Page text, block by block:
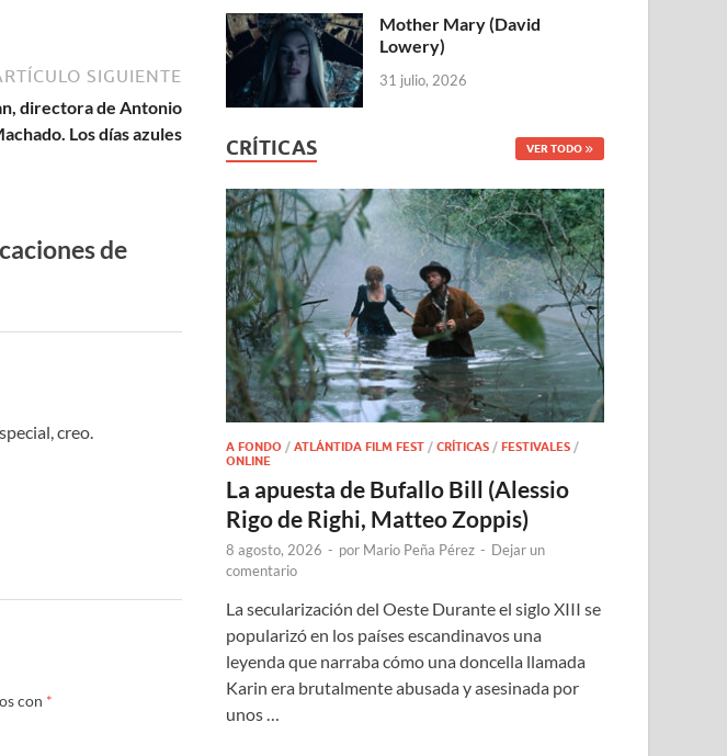
SIGUIENTE
directora de Antonio
Los días azules
de
creo.
con *
Mother Mary (David
Lowery)
31 julio, 2026
CRÍTICAS VER TODO
A FONDO /ATLÁNTIDA FILM FEST /CRÍTICAS /FESTIVALES /
ONLINE
La apuesta de Bufallo Bill (Alessio
Rigo de Righi, Matteo Zoppis)
8 agosto, 2026 - por Mario Peña Pérez - Dejar un
comentario
La secularización del Oeste Durante el siglo XIII se
popularizó en los países escandinavos una
leyenda que narraba cómo una doncella llamada
Karin era brutalmente abusada y asesinada por
unos …